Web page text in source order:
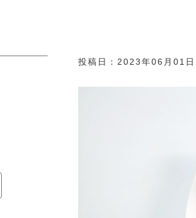
投稿日：2023年06月01日